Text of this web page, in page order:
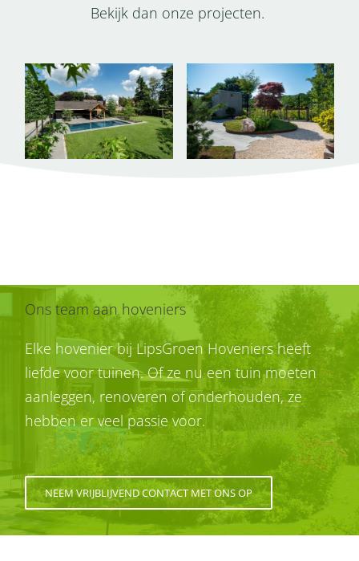
Bekijk dan onze projecten.
Zonnige rustige
achtertuin
Grote tuin
Prachtige bostuin
Middelgrote tuin
Ons team aan hoveniers
Elke hovenier bij LipsGroen Hoveniers heeft
liefde voor tuinen. Of ze nu een tuin moeten
aanleggen, renoveren of onderhouden, ze
hebben er veel passie voor.
NEEM VRIJBLIJVEND CONTACT MET ONS OP